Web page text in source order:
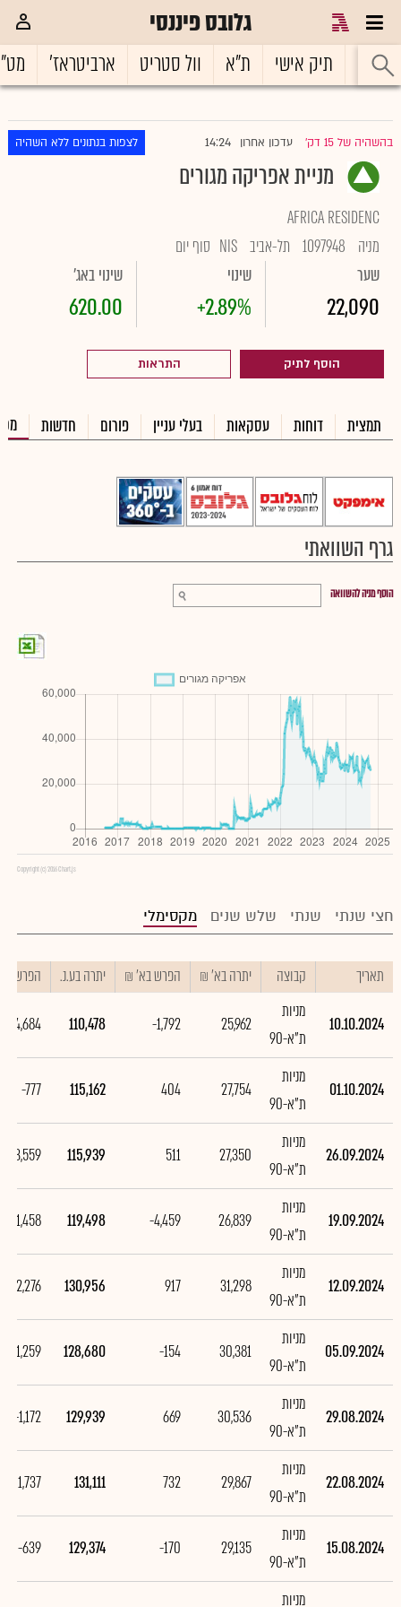
גלובס פיננסי
ראשי תיק אישי ת"א וול סטריט ארביטראז'
בהשהיה של 15 דק' עדכון אחרון 14:24 לצפות בנתונים ללא השהיה
מניית אפריקה מגורים
AFRICA RESIDENC
מניה
1097948 תל-אביב NIS סוף יום
שער
22,090
שינוי
+2.89%
שינוי באג'
620.00
הוסף לתיק התראות
תמצית דוחות עסקאות בעלי עניין פורום חדשות
גרף השוואתי
הוסף מניה להשוואה
Copyright (c) 2016 Chart.js
חצי שנתי שנתי שלש שנים מקסימלי
תאריך קבוצה יתרה בא' ₪ הפרש בא' ₪ יתרה בע.נ. הפרש
10.10.2024
מניות
ת"א-90
25,962
-1,792
110,478
-4,684
01.10.2024
מניות
ת"א-90
27,754
404
115,162
-777
26.09.2024
מניות
ת"א-90
27,350
511
115,939
-3,559
19.09.2024
מניות
ת"א-90
26,839
-4,459
119,498
-11,458
12.09.2024
מניות
ת"א-90
31,298
917
130,956
2,276
05.09.2024
מניות
ת"א-90
30,381
-154
128,680
-1,259
29.08.2024
מניות
ת"א-90
30,536
669
129,939
-1,172
22.08.2024
מניות
ת"א-90
29,867
732
131,111
1,737
15.08.2024
מניות
ת"א-90
29,135
-170
129,374
-639
מניות